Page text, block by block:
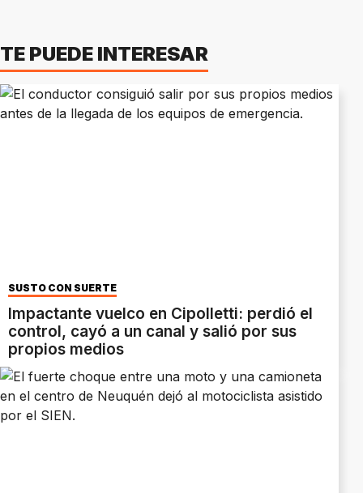
TE PUEDE INTERESAR
SUSTO CON SUERTE
Impactante vuelco en Cipolletti: perdió el
control, cayó a un canal y salió por sus
propios medios